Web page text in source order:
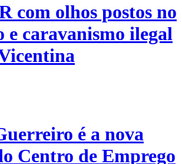
com olhos postos no
e caravanismo ilegal
é a nova
Centro de Emprego